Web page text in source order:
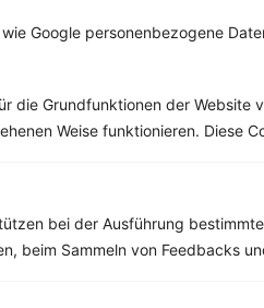
Google personenbezogene
die Grundfunktionen der Website
Weise funktionieren. Diese
bei der Ausführung
beim Sammeln von Feedbacks
10 % Gutschein für
Werde Teil